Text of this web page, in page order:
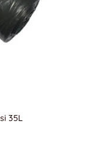
35L